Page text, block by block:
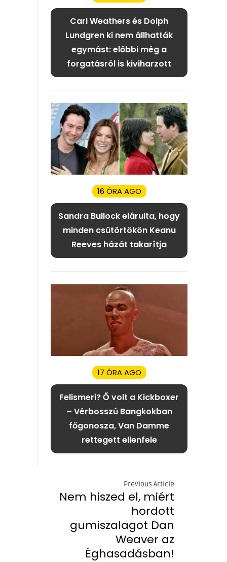
Carl Weathers és Dolph
Lundgren ki nem állhatták
egymást: előbbi még a
forgatásról is kiviharzott
16 ÓRA AGO
Sandra Bullock elárulta, hogy
minden csütörtökön Keanu
Reeves házát takarítja
17 ÓRA AGO
Felismeri? Ő volt a Kickboxer
– Vérbosszú Bangkokban
főgonosza, Van Damme
rettegett ellenfele
Previous Article
Nem hiszed el, miért
hordott
gumiszalagot Dan
Weaver az
Éghasadásban!